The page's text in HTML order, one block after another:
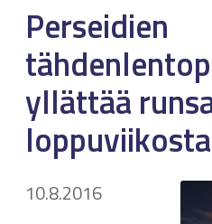
Perseidien
yllättää
loppuviikosta
10.8.2016